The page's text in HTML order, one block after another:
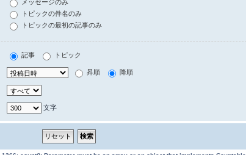
メッセージのみ
トピックの件名のみ
トピックの最初の記事のみ
記事 トピック
昇順 降順
文字